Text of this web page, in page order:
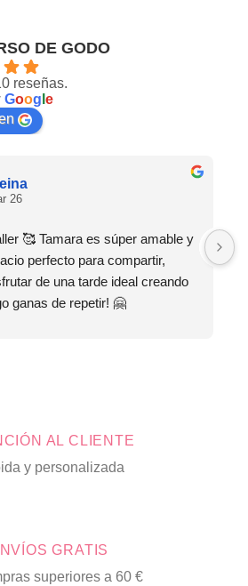
DE GODO
reseñas.
Goog e
26
🥰 Tamara es súper amable y
perfecto para compartir,
de una tarde ideal creando
ganas de repetir! 🤗
AL CLIENTE
y personalizada
GRATIS
superiores a 60 €